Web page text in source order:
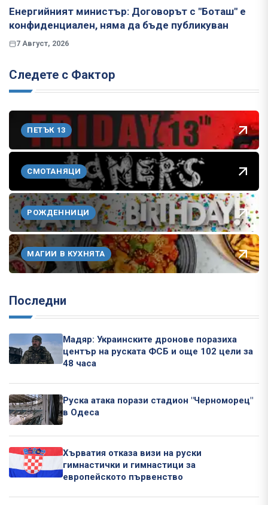
Енергийният министър: Договорът с "Боташ" е
конфиденциален, няма да бъде публикуван
7 Август, 2026
Следете с Фактор
ПЕТЪК 13
СМОТАНЯЦИ
РОЖДЕННИЦИ
МАГИИ В КУХНЯТА
Последни
Мадяр: Украинските дронове поразиха
център на руската ФСБ и още 102 цели за
48 часа
Руска атака порази стадион "Черноморец"
в Одеса
Хърватия отказа визи на руски
гимнастички и гимнастици за
европейското първенство